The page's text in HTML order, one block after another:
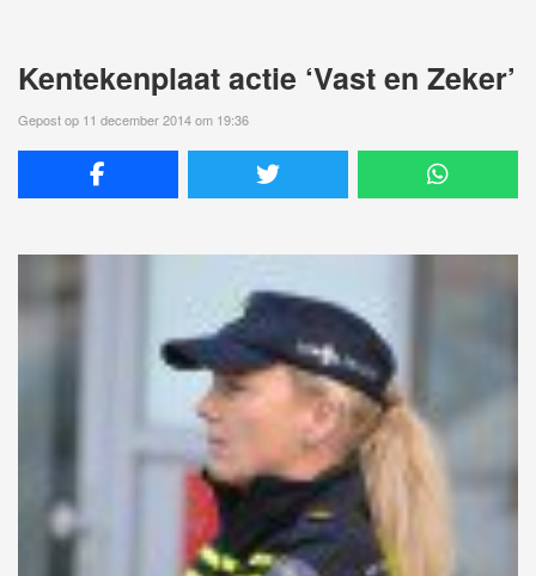
Kentekenplaat actie ‘Vast en Zeker’
Gepost op 11 december 2014 om 19:36